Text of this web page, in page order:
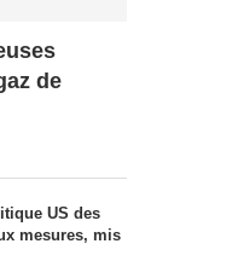
de
US des
mesures, mis